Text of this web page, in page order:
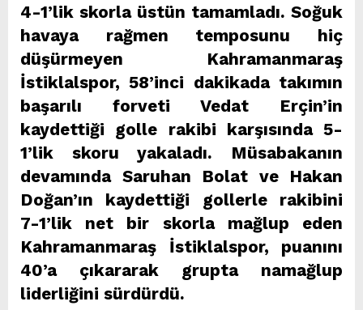
4-1’lik skorla üstün tamamladı. Soğuk
havaya rağmen temposunu hiç
düşürmeyen Kahramanmaraş
İstiklalspor, 58’inci dakikada takımın
başarılı forveti Vedat Erçin’in
kaydettiği golle rakibi karşısında 5-
1’lik skoru yakaladı. Müsabakanın
devamında Saruhan Bolat ve Hakan
Doğan’ın kaydettiği gollerle rakibini
7-1’lik net bir skorla mağlup eden
Kahramanmaraş İstiklalspor, puanını
40’a çıkararak grupta namağlup
liderliğini sürdürdü.